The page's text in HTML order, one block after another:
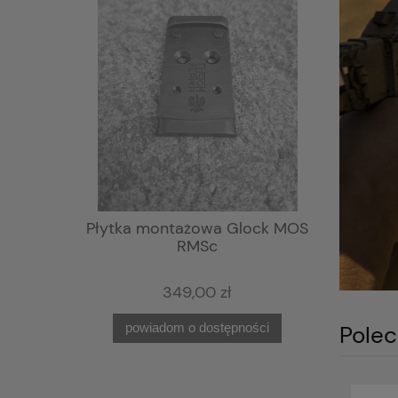
Płytka montażowa Glock MOS
RMSc
349,00 zł
powiadom o dostępności